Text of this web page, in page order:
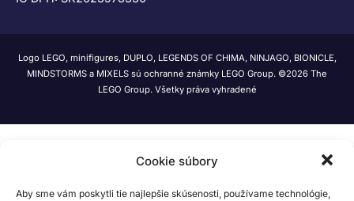
Cookie súbory
Aby sme vám poskytli tie najlepšie skúsenosti, používame technológie,
Logo LEGO, minifigures, DUPLO, LEGENDS OF CHIMA, NINJAGO, BIONICLE,
MINDSTORMS a MIXELS sú ochranné známky LEGO Group. ©2026 The
LEGO Group. Všetky práva vyhradené